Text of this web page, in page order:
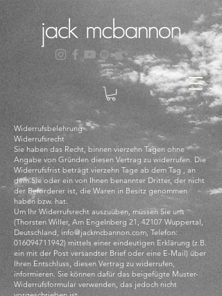
Widerrufsbelehrung
Widerrufsrecht
Sie haben das Recht, binnen vierzehn Tagen ohne
Angabe von Gründen diesen Vertrag zu widerrufen. Die
Widerrufsfrist beträgt vierzehn Tage ab dem Tag , an
dem Sie oder ein von Ihnen benannter Dritter, der nicht
der Beförderer ist, die Waren in Besitz genommen
haben bzw. hat.
Um Ihr Widerrufsrecht auszuüben, müssen Sie uns
(Thorsten Willer, Am Engelnberg 21, 42107 Wuppertal,
Deutschland, info@jackmcbannon.com, Telefon:
016094711942) mittels einer eindeutigen Erklärung (z.B.
ein mit der Post versandter Brief oder eine E-Mail) über
Ihren Entschluss, diesen Vertrag zu widerrufen,
informieren. Sie können dafür das beigefügte Muster-
Widerrufsformular verwenden, das jedoch nicht